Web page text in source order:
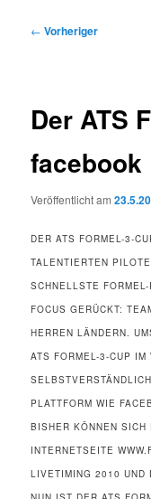
Beitragsnavigation
← Vorheriger
Der ATS
facebook
Veröffentlicht am
DER ATS FORMEL-3-
TALENTIERTEN
SCHNELLSTE
FOCUS GERÜCKT:
HERREN LÄNDERN.
ATS FORMEL-3-CUP IM
PLATTFORM WIE
BISHER KÖNNEN SICH
INTERNETSEITE
LIVETIMING 2010 UND